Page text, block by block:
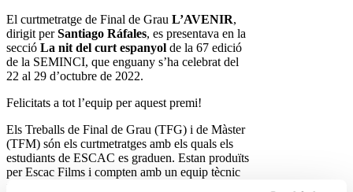
El curtmetratge de Final de Grau L’AVENIR,
dirigit perSantiago Ráfales, es presentava en la
secció La nit del curt espanyol de la 67 edició
de la SEMINCI, que enguany s’ha celebrat del
22 al 29 d’octubre de 2022.
Felicitats a tot l’equip per aquest premi!
Els Treballs de Final de Grau (TFG) i de Màster
(TFM) són els curtmetratges amb els quals els
estudiants de ESCAC es graduen. Estan produïts
per Escac Films i compten amb un equip tècnic